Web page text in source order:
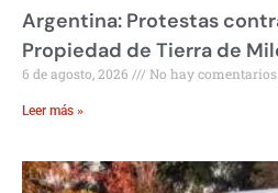
Argentina: Protestas
Propiedad de Tierra de
6 de agosto, 2026 No hay comentarios
Leer más »